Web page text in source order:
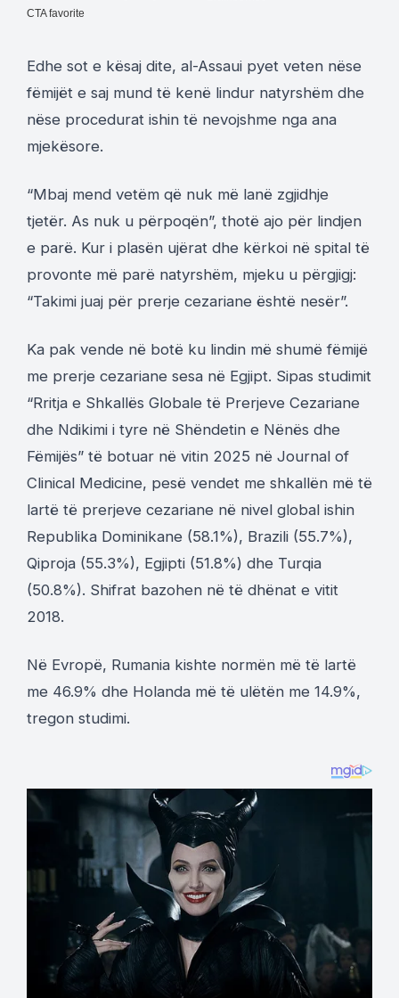
Edhe sot e kësaj dite, al-Assaui pyet veten nëse
fëmijët e saj mund të kenë lindur natyrshëm dhe
nëse procedurat ishin të nevojshme nga ana
mjekësore.
“Mbaj mend vetëm që nuk më lanë zgjidhje
tjetër. As nuk u përpoqën”, thotë ajo për lindjen
e parë. Kur i plasën ujërat dhe kërkoi në spital të
provonte më parë natyrshëm, mjeku u përgjigj:
“Takimi juaj për prerje cezariane është nesër”.
Ka pak vende në botë ku lindin më shumë fëmijë
me prerje cezariane sesa në Egjipt. Sipas studimit
“Rritja e Shkallës Globale të Prerjeve Cezariane
dhe Ndikimi i tyre në Shëndetin e Nënës dhe
Fëmijës” të botuar në vitin 2025 në Journal of
Clinical Medicine, pesë vendet me shkallën më të
lartë të prerjeve cezariane në nivel global ishin
Republika Dominikane (58.1%), Brazili (55.7%),
Qiproja (55.3%), Egjipti (51.8%) dhe Turqia
(50.8%). Shifrat bazohen në të dhënat e vitit
2018.
Në Evropë, Rumania kishte normën më të lartë
me 46.9% dhe Holanda më të ulëtën me 14.9%,
tregon studimi.